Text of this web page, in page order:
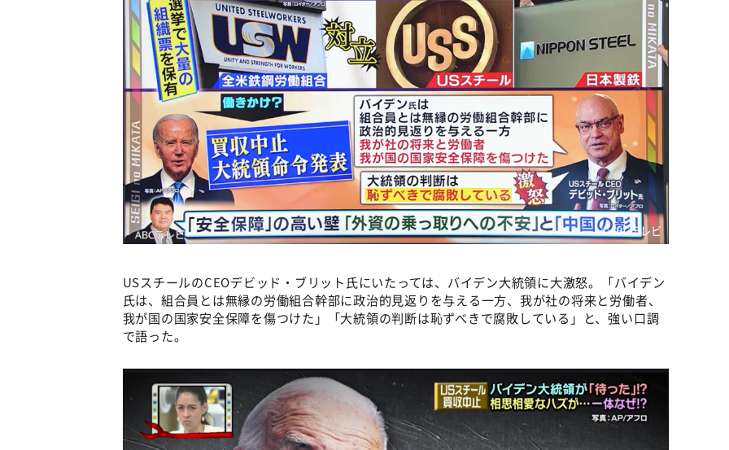
©️ABCテレビ
USスチールのCEOデビッド・ブリット氏にいたっては、バイデン大統領に大激怒。「バイデン
氏は、組合員とは無縁の労働組合幹部に政治的見返りを与える一方、我が社の将来と労働者、
我が国の国家安全保障を傷つけた」「大統領の判断は恥ずべきで腐敗している」と、強い口調
で語った。